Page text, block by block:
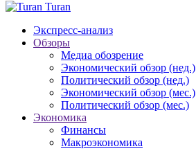
Turan
Экспресс-анализ
Обзоры
Медиа обозрение
Экономический обзор (нед.)
Политический обзор (нед.)
Экономический обзор (мес.)
Политический обзор (мес.)
Экономика
Финансы
Макроэкономика